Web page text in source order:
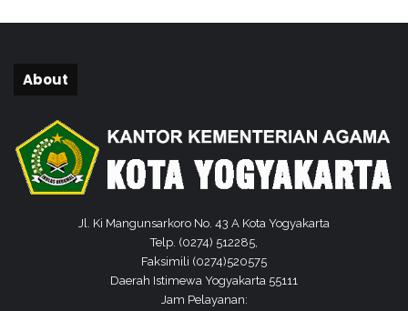
About
Jl. Ki Mangunsarkoro No. 43 A Kota Yogyakarta
Telp. (0274) 512285,
Faksimili (0274)520575
Daerah Istimewa Yogyakarta 55111
Jam Pelayanan: